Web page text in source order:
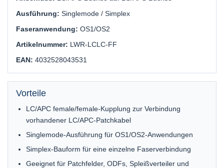
Ausführung: Singlemode / Simplex
Faseranwendung: OS1/OS2
Artikelnummer: LWR-LCLC-FF
EAN: 4032528043531
Vorteile
LC/APC female/female-Kupplung zur Verbindung
vorhandener LC/APC-Patchkabel
Singlemode-Ausführung für OS1/OS2-Anwendungen
Simplex-Bauform für eine einzelne Faserverbindung
Geeignet für Patchfelder, ODFs, Spleißverteiler und